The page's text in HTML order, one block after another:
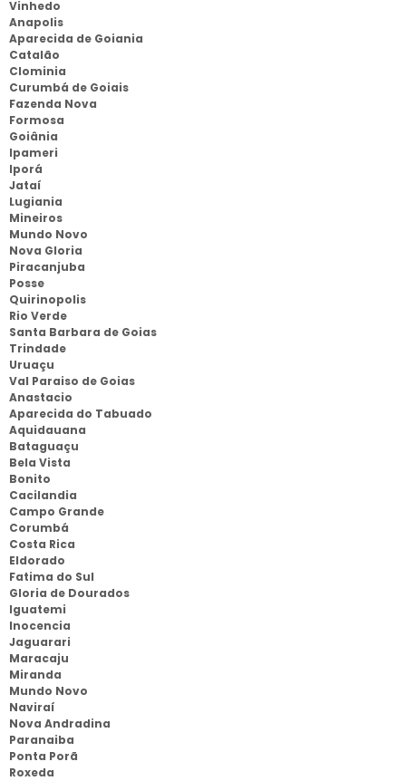
Vinhedo
Anapolis
Aparecida de Goiania
Catalão
Clominia
Curumbá de Goiais
Fazenda Nova
Formosa
Goiânia
Ipameri
Iporá
Jataí
Lugiania
Mineiros
Mundo Novo
Nova Gloria
Piracanjuba
Posse
Quirinopolis
Rio Verde
Santa Barbara de Goias
Trindade
Uruaçu
Val Paraiso de Goias
Anastacio
Aparecida do Tabuado
Aquidauana
Bataguaçu
Bela Vista
Bonito
Cacilandia
Campo Grande
Corumbá
Costa Rica
Eldorado
Fatima do Sul
Gloria de Dourados
Iguatemi
Inocencia
Jaguarari
Maracaju
Miranda
Mundo Novo
Naviraí
Nova Andradina
Paranaiba
Ponta Porã
Roxeda